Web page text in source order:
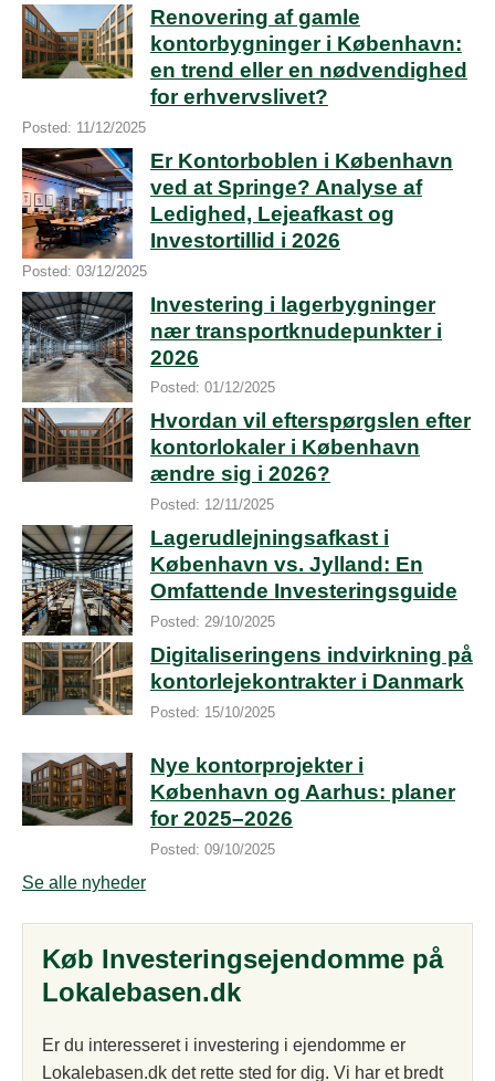
Renovering af gamle
kontorbygninger i København:
en trend eller en nødvendighed
for erhvervslivet?
Posted: 11/12/2025
Er Kontorboblen i København
ved at Springe? Analyse af
Ledighed, Lejeafkast og
Investortillid i 2026
Posted: 03/12/2025
Investering i lagerbygninger
nær transportknudepunkter i
2026
Posted: 01/12/2025
Hvordan vil efterspørgslen efter
kontorlokaler i København
ændre sig i 2026?
Posted: 12/11/2025
Lagerudlejningsafkast i
København vs. Jylland: En
Omfattende Investeringsguide
Posted: 29/10/2025
Digitaliseringens indvirkning på
kontorlejekontrakter i Danmark
Posted: 15/10/2025
Nye kontorprojekter i
København og Aarhus: planer
for 2025–2026
Posted: 09/10/2025
Se alle nyheder
Køb Investeringsejendomme på
Lokalebasen.dk
Er du interesseret i investering i ejendomme er
Lokalebasen.dk det rette sted for dig. Vi har et bredt